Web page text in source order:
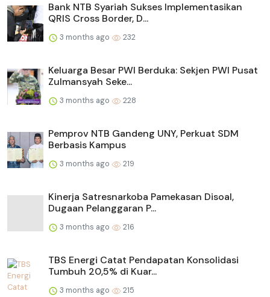
Bank NTB Syariah Sukses Implementasikan
QRIS Cross Border, D...
3 months ago 232
Keluarga Besar PWI Berduka: Sekjen PWI Pusat
Zulmansyah Seke...
3 months ago 228
Pemprov NTB Gandeng UNY, Perkuat SDM
Berbasis Kampus
3 months ago 219
Kinerja Satresnarkoba Pamekasan Disoal,
Dugaan Pelanggaran P...
3 months ago 216
TBS Energi Catat Pendapatan Konsolidasi
Tumbuh 20,5% di Kuar...
3 months ago 215